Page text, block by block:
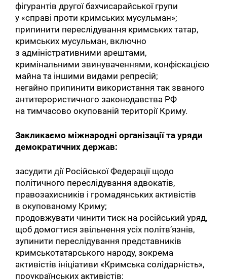
фігурантів другої бахчисарайської групи
у «справі проти кримських мусульман»;
припинити переслідування кримських татар,
кримських мусульман, включно
з адміністративними арештами,
кримінальними звинуваченнями, конфіскацією
майна та іншими видами репресій;
негайно припинити використання так званого
антитерористичного законодавства РФ
на тимчасово окупованій території Криму.
Закликаємо міжнародні організації та уряди
демократичних держав:
засудити дії Російської Федерації щодо
політичного переслідування адвокатів,
правозахисників і громадянських активістів
в окупованому Криму;
продовжувати чинити тиск на російський уряд,
щоб домогтися звільнення усіх політв’язнів,
зупинити переслідування представників
кримськотатарського народу, зокрема
активістів ініціативи «Кримська солідарність»,
проукраїнських активістів;